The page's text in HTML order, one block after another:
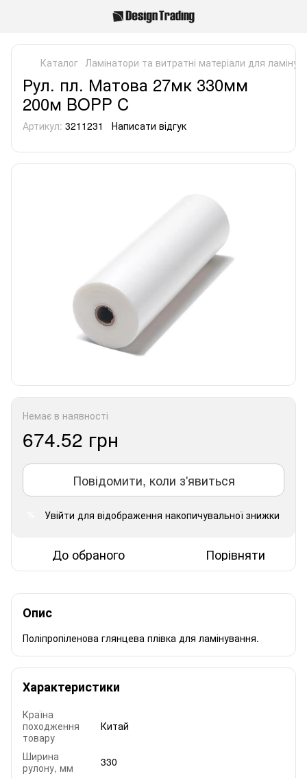
Каталог Ламінатори та витратні матеріали для
Рул. пл. Матова 27мк 330мм
200м BOPP C
Артикул: 3211231 Написати відгук
Немає в наявності
674.52 грн
Повідомити, коли з'явиться
Увійти для відображення накопичувальної знижки
До обраного Порівняти
Опис
Поліпропіленова глянцева плівка для ламінування.
Характеристики
Країна
походження
товару
Китай
Ширина
рулону, мм
330